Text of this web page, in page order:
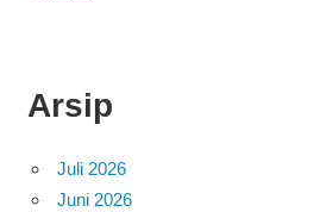
Arsip
Juli 2026
Juni 2026